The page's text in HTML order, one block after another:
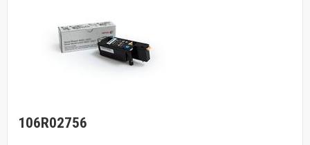
106R02756